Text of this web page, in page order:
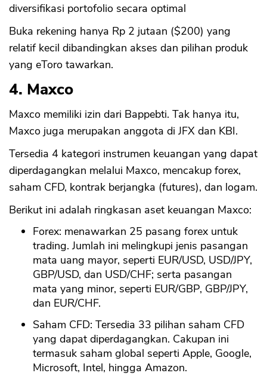
diversifikasi portofolio secara optimal
Buka rekening hanya Rp 2 jutaan ($200) yang
relatif kecil dibandingkan akses dan pilihan produk
yang eToro tawarkan.
4. Maxco
Maxco memiliki izin dari Bappebti. Tak hanya itu,
Maxco juga merupakan anggota di JFX dan KBI.
Tersedia 4 kategori instrumen keuangan yang dapat
diperdagangkan melalui Maxco, mencakup forex,
saham CFD, kontrak berjangka (futures), dan logam.
Berikut ini adalah ringkasan aset keuangan Maxco:
Forex: menawarkan 25 pasang forex untuk
trading. Jumlah ini melingkupi jenis pasangan
mata uang mayor, seperti EUR/USD, USD/JPY,
GBP/USD, dan USD/CHF; serta pasangan
mata yang minor, seperti EUR/GBP, GBP/JPY,
dan EUR/CHF.
Saham CFD: Tersedia 33 pilihan saham CFD
yang dapat diperdagangkan. Cakupan ini
termasuk saham global seperti Apple, Google,
Microsoft, Intel, hingga Amazon.